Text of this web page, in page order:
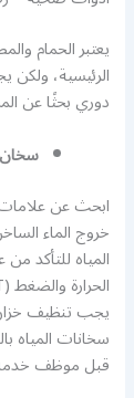
يعتبر الحمام
الرئيسية،
دوري بحثًا عن
سخان
ابحث عن علامات
خروج الماء
المياه
يجب تنظيف
سخانات المياه
قبل موظف